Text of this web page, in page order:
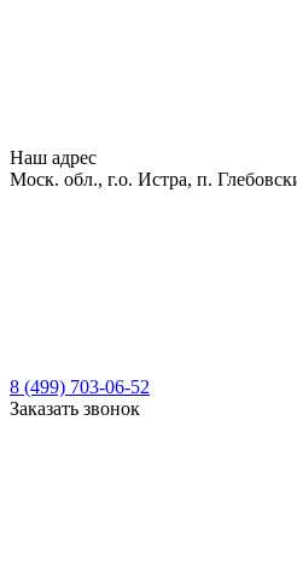
Наш адрес
Моск. обл., г.о. Истра, п.
8 (499) 703-06-52
Заказать звонок